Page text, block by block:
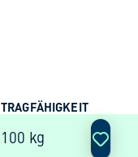
TRAGFÄHIGKEIT
100 kg